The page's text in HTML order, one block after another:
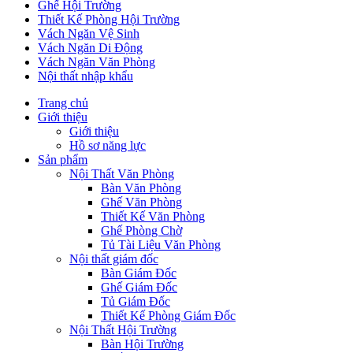
Ghế Hội Trường
Thiết Kế Phòng Hội Trường
Vách Ngăn Vệ Sinh
Vách Ngăn Di Động
Vách Ngăn Văn Phòng
Nội thất nhập khẩu
Trang chủ
Giới thiệu
Giới thiệu
Hồ sơ năng lực
Sản phẩm
Nội Thất Văn Phòng
Bàn Văn Phòng
Ghế Văn Phòng
Thiết Kế Văn Phòng
Ghế Phòng Chờ
Tủ Tài Liệu Văn Phòng
Nội thất giám đốc
Bàn Giám Đốc
Ghế Giám Đốc
Tủ Giám Đốc
Thiết Kế Phòng Giám Đốc
Nội Thất Hội Trường
Bàn Hội Trường